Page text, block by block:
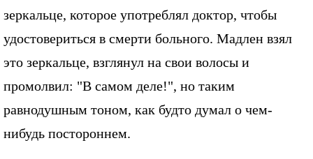
зеркальце, которое употреблял доктор, чтобы
удостовериться в смерти больного. Мадлен взял
это зеркальце, взглянул на свои волосы и
промолвил: "В самом деле!", но таким
равнодушным тоном, как будто думал о чем-
нибудь постороннем.